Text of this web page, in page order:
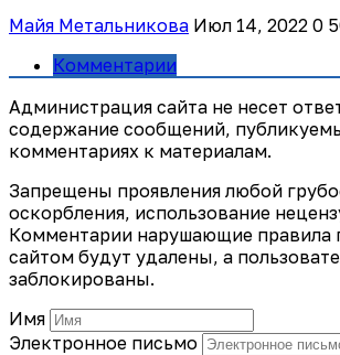
Майя Метальникова Июл 14, 2022 0
Комментарии
Администрация сайта не несет
содержание сообщений,
комментариях к материалам.
Запрещены проявления любой
оскорбления, использование
Комментарии нарушающие правила
сайтом будут удалены, а
заблокированы.
Имя
Электронное письмо